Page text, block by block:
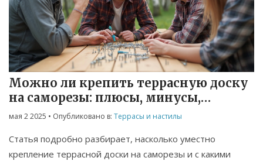
Можно ли крепить террасную доску
на саморезы: плюсы, минусы,
нюансы
мая 2 2025 • Опубликовано в: Террасы и настилы
Статья подробно разбирает, насколько уместно
крепление террасной доски на саморезы и с какими